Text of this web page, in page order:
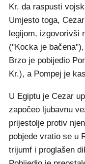
Kr. da raspusti
Umjesto toga,
legijom, izgovorivši
("Kocka je
Brzo je pobijedio
Kr.), a Pompej je
U Egiptu je Cezar
započeo ljubavnu
prijestolje protiv
pobjede vratio se u
trijumf i proglašen